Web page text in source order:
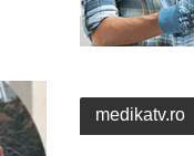
medikatv.ro